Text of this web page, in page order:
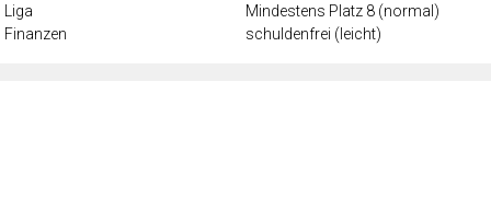
Liga
Mindestens Platz 8 (normal)
Finanzen
schuldenfrei (leicht)